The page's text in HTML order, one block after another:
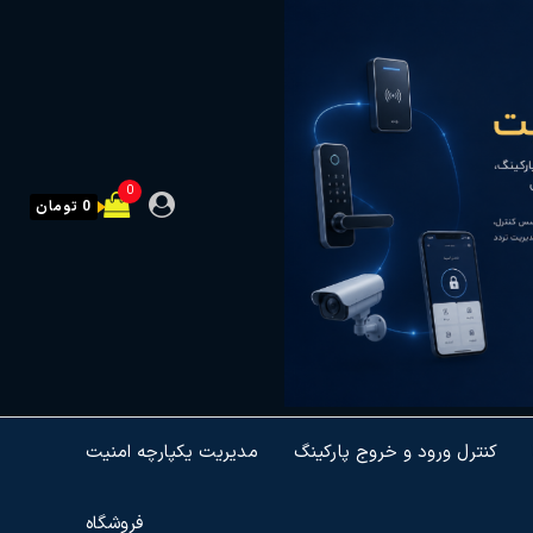
0
0 تومان
مدیریت یکپارچه امنیت کنترل ورود و خروج پارکینگ
فروشگاه